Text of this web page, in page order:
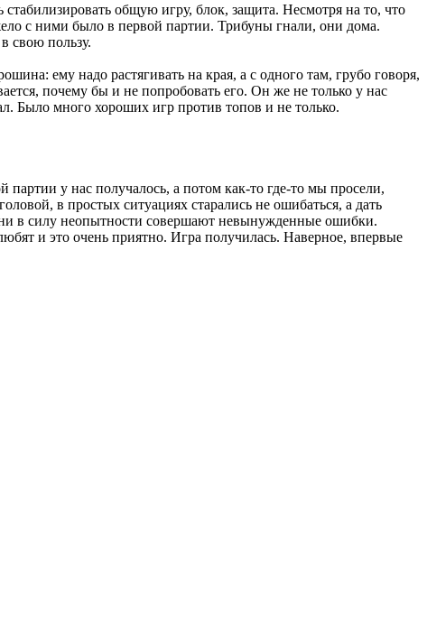
общую игру, блок, защита. Несмотря на то, что
с ними было в первой партии. Трибуны гнали, они дома.
свою пользу.
ему надо растягивать на края, а с одного там, грубо говоря,
почему бы и не попробовать его. Он же не только у нас
Было много хороших игр против топов и не только.
партии у нас получалось, а потом как-то где-то мы просели,
в простых ситуациях старались не ошибаться, а дать
в силу неопытности совершают невынужденные ошибки.
и это очень приятно. Игра получилась. Наверное, впервые